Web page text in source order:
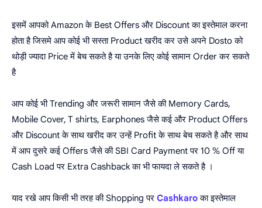
इसमें आपको Amazon के Best Offers और Discount का इस्तेमाल करना
होता है जिसमे आप कोई भी सस्ता Product खरीद कर उसे अपने Dosto को
थोड़ी ज्यादा Price में बेच सकते है या उनके लिए कोई सामान Order कर सकते
है
आप कोई भी Trending और जरूरी सामान जैसे की Memory Cards,
Mobile Cover, T shirts, Earphones जैसे कई और Product Offers
और Discount के साथ खरीद कर उन्हें Profit के साथ बेच सकते है और साथ
में आप दुसरे कई Offers जैसे की SBI Card Payment पर 10 % Off या
Cash Load पर Extra Cashback का भी फायदा ले सकते है ।
याद रखे आप किसी भी तरह की Shopping पर Cashkaroका इस्तेमाल